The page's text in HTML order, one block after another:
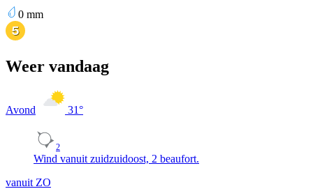
0 mm
Weer vandaag
Avond 31°
2
Wind vanuit zuidzuidoost, 2 beaufort.
vanuit ZO